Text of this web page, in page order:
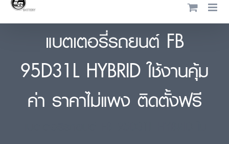
แบตเตอรี่รถยนต์ FB
95D31L HYBRID ใช้งานคุ้ม
ค่า ราคาไม่แพง ติดตั้งฟรี